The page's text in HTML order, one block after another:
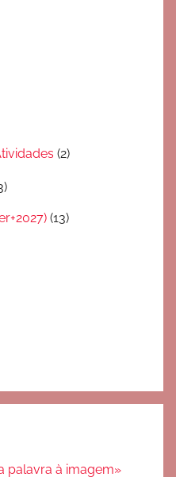
(2)
(13)
palavra à imagem»